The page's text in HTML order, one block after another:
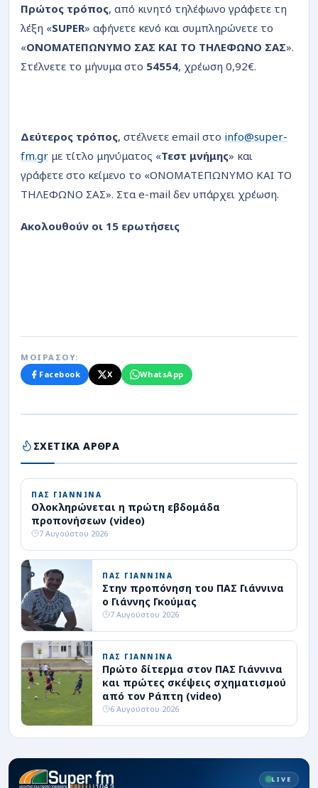
Πρώτος τρόπος, από κινητό τηλέφωνο γράφετε τη
λέξη «SUPER» αφήνετε κενό και συμπληρώνετε το
«ΟΝΟΜΑΤΕΠΩΝΥΜΟ ΣΑΣ ΚΑΙ ΤΟ ΤΗΛΕΦΩΝΟ ΣΑΣ».
Στέλνετε το μήνυμα στο 54554, χρέωση 0,92€.
Δεύτερος τρόπος, στέλνετε email στο info@super-
fm.gr με τίτλο μηνύματος «Τεστ μνήμης» και
γράφετε στο κείμενο το «ΟΝΟΜΑΤΕΠΩΝΥΜΟ ΚΑΙ ΤΟ
ΤΗΛΕΦΩΝΟ ΣΑΣ». Στα e-mail δεν υπάρχει χρέωση.
Ακολουθούν οι 15 ερωτήσεις
ΜΟΙΡΑΣΟΥ:
Facebook
X WhatsApp
ΣΧΕΤΙΚΑ ΑΡΘΡΑ
ΠΑΣ ΓΙΑΝΝΙΝΑ
Ολοκληρώνεται η πρώτη εβδομάδα
προπονήσεων (video)
7 Αυγούστου 2026
ΠΑΣ ΓΙΑΝΝΙΝΑ
Στην προπόνηση του ΠΑΣ Γιάννινα
ο Γιάννης Γκούμας
7 Αυγούστου 2026
ΠΑΣ ΓΙΑΝΝΙΝΑ
Πρώτο δίτερμα στον ΠΑΣ Γιάννινα
και πρώτες σκέψεις σχηματισμού
από τον Ράπτη (video)
6 Αυγούστου 2026
LIVE